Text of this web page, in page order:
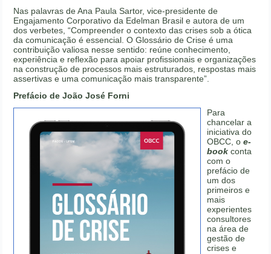
Nas palavras de Ana Paula Sartor, vice-presidente de
Engajamento Corporativo da Edelman Brasil e autora de um
dos verbetes, “Compreender o contexto das crises sob a ótica
da comunicação é essencial. O Glossário de Crise é uma
contribuição valiosa nesse sentido: reúne conhecimento,
experiência e reflexão para apoiar profissionais e organizações
na construção de processos mais estruturados, respostas mais
assertivas e uma comunicação mais transparente”.
Prefácio de João José Forni
Para
chancelar a
iniciativa do
OBCC, oe-
book conta
com o
prefácio de
um dos
primeiros e
mais
experientes
consultores
na área de
gestão de
crises e